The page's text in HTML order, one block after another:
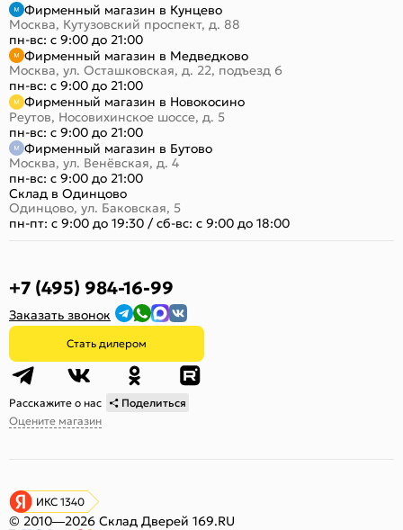
Фирменный магазин в Кунцево
Москва, Кутузовский проспект, д. 88
пн-вс: с 9:00 до 21:00
Фирменный магазин в Медведково
Москва, ул. Осташковская, д. 22, подъезд 6
пн-вс: с 9:00 до 21:00
Фирменный магазин в Новокосино
Реутов, Носовихинское шоссе, д. 5
пн-вс: с 9:00 до 21:00
Фирменный магазин в Бутово
Москва, ул. Венёвская, д. 4
пн-вс: с 9:00 до 21:00
Склад в Одинцово
Одинцово, ул. Баковская, 5
пн-пт: с 9:00 до 19:30 /сб-вс: с 9:00 до 18:00
+7 (495) 984-16-99
Заказать звонок
Стать дилером
Расскажите о нас
Поделиться
Оцените магазин
ИКС 1340
© 2010—2026 Склад Дверей 169.RU